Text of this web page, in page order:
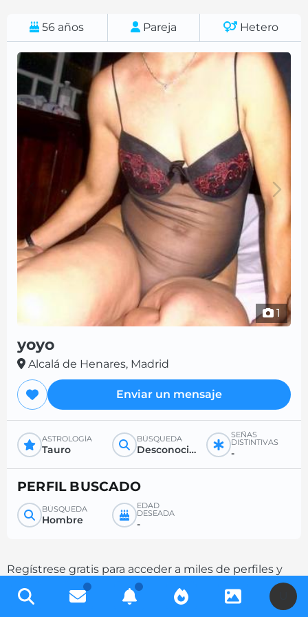
56 años Pareja Hetero
1
yoyo
Alcalá de Henares, Madrid
Enviar un mensaje
ASTROLOGÍA
Tauro
BÚSQUEDA
Desconocido
SEÑAS
DISTINTIVAS
-
PERFIL BUSCADO
BÚSQUEDA
Hombre
EDAD
DESEADA
-
Regístrese gratis para acceder a miles de perfiles y
aumente sus posibilidades de contacto
completando su descripción.